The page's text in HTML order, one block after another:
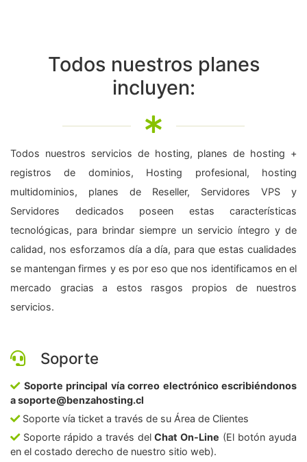
Todos nuestros planes
incluyen:
Todos nuestros servicios de hosting, planes de hosting +
registros de dominios, Hosting profesional, hosting
multidominios, planes de Reseller, Servidores VPS y
Servidores dedicados poseen estas características
tecnológicas, para brindar siempre un servicio íntegro y de
calidad, nos esforzamos día a día, para que estas cualidades
se mantengan firmes y es por eso que nos identificamos en el
mercado gracias a estos rasgos propios de nuestros
servicios.
Soporte
Soporte principal vía correo electrónico escribiéndonos
a soporte@benzahosting.cl
Soporte vía ticket a través de su Área de Clientes
Soporte rápido a través delChat On-Line (El botón ayuda
en el costado derecho de nuestro sitio web).